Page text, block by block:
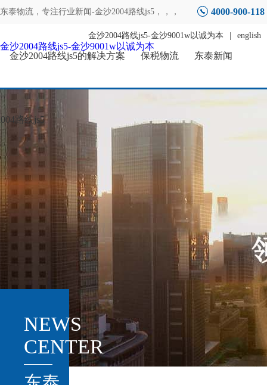
东泰物流，专注行业新闻-金沙2004路线js5 ，，， 4000-900-118
金沙2004路线js5-金沙9001w以诚为本 english
金沙2004路线js5-金沙9001w以诚为本
金沙2004路线js5的解决方案
保税物流 东泰新闻
路线js5
NEWS
CENTER